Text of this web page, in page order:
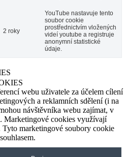
2 roky
YouTube nastavuje tento
soubor cookie
prostřednictvím vložených
videí youtube a registruje
anonymní statistické
údaje.
webu uživatele za účelem cílení
a reklamních sdělení (i na
návštěvníka webu zajímat, v
Marketingové cookies využívají
Tyto marketingové soubory cookie